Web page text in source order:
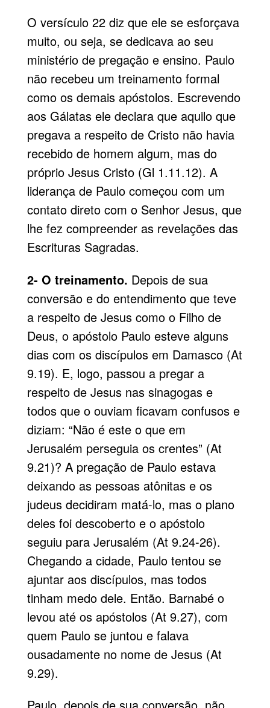
O versículo 22 diz que ele se esforçava
muito, ou seja, se dedicava ao seu
ministério de pregação e ensino. Paulo
não recebeu um treinamento formal
como os demais apóstolos. Escrevendo
aos Gálatas ele declara que aquilo que
pregava a respeito de Cristo não havia
recebido de homem algum, mas do
próprio Jesus Cristo (Gl 1.11.12). A
liderança de Paulo começou com um
contato direto com o Senhor Jesus, que
lhe fez compreender as revelações das
Escrituras Sagradas.
2- O treinamento. Depois de sua
conversão e do entendimento que teve
a respeito de Jesus como o Filho de
Deus, o apóstolo Paulo esteve alguns
dias com os discípulos em Damasco (At
9.19). E, logo, passou a pregar a
respeito de Jesus nas sinagogas e
todos que o ouviam ficavam confusos e
diziam: “Não é este o que em
Jerusalém perseguia os crentes” (At
9.21)? A pregação de Paulo estava
deixando as pessoas atônitas e os
judeus decidiram matá-lo, mas o plano
deles foi descoberto e o apóstolo
seguiu para Jerusalém (At 9.24-26).
Chegando a cidade, Paulo tentou se
ajuntar aos discípulos, mas todos
tinham medo dele. Então. Barnabé o
levou até os apóstolos (At 9.27), com
quem Paulo se juntou e falava
ousadamente no nome de Jesus (At
9.29).